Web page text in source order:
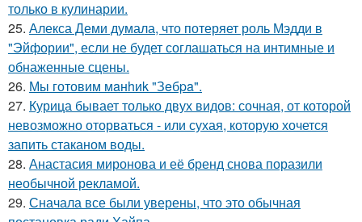
только в кулинарии.
25. Алекса Деми думала, что потеряет роль Мэдди в
"Эйфории", если не будет соглашаться на интимные и
обнаженные сцены.
26. Мы готовим мaнhиk "Зeбpa".
27. Курица бывает только двух видов: сочная, от которой
невозможно оторваться - или сухая, которую хочется
запить стаканом воды.
28. Анастасия миронова и её бренд снова поразили
необычной рекламой.
29. Сначала все были уверены, что это обычная